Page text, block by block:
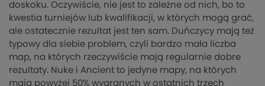
doskoku. Oczywiście, nie jest to zależne od nich, bo to
kwestia turniejów lub kwalifikacji, w których mogą grać,
ale ostatecznie rezultat jest ten sam. Duńczycy mają też
typowy dla siebie problem, czyli bardzo mała liczba
map, na których rzeczywiście mają regularnie dobre
rezultaty. Nuke i Ancient to jedyne mapy, na których
mają powyżej 50% wygranych w ostatnich trzech